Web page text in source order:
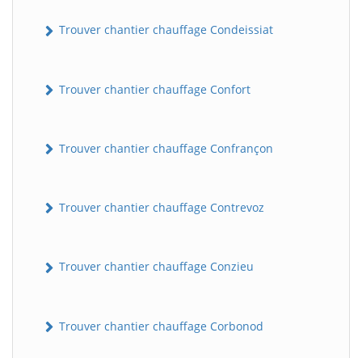
Trouver chantier chauffage Condeissiat
Trouver chantier chauffage Confort
Trouver chantier chauffage Confrançon
Trouver chantier chauffage Contrevoz
Trouver chantier chauffage Conzieu
Trouver chantier chauffage Corbonod
Assistant en ligne